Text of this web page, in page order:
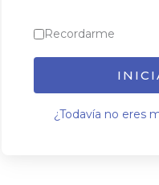
Recordarme
¿Todavía no eres